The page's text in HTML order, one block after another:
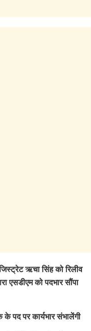
ऋचा सिंह को रिलीव
एसडीएम को पदभार सौंपा
पद पर कार्यभार संभालेंगी